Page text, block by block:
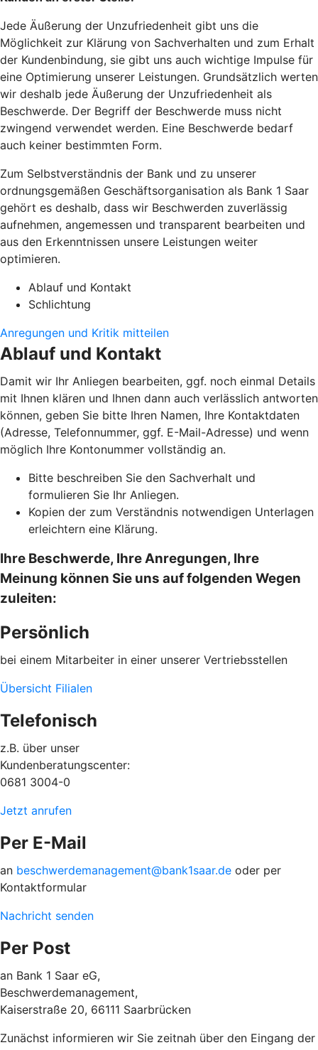
Jede Äußerung der Unzufriedenheit gibt uns die
Möglichkeit zur Klärung von Sachverhalten und zum Erhalt
der Kundenbindung, sie gibt uns auch wichtige Impulse für
eine Optimierung unserer Leistungen. Grundsätzlich werten
wir deshalb jede Äußerung der Unzufriedenheit als
Beschwerde. Der Begriff der Beschwerde muss nicht
zwingend verwendet werden. Eine Beschwerde bedarf
auch keiner bestimmten Form.
Zum Selbstverständnis der Bank und zu unserer
ordnungsgemäßen Geschäftsorganisation als Bank 1 Saar
gehört es deshalb, dass wir Beschwerden zuverlässig
aufnehmen, angemessen und transparent bearbeiten und
aus den Erkenntnissen unsere Leistungen weiter
optimieren.
Ablauf und Kontakt
Schlichtung
Anregungen und Kritik mitteilen
Ablauf und Kontakt
Damit wir Ihr Anliegen bearbeiten, ggf. noch einmal Details
mit Ihnen klären und Ihnen dann auch verlässlich antworten
können, geben Sie bitte Ihren Namen, Ihre Kontaktdaten
(Adresse, Telefonnummer, ggf. E-Mail-Adresse) und wenn
möglich Ihre Kontonummer vollständig an.
Bitte beschreiben Sie den Sachverhalt und
formulieren Sie Ihr Anliegen.
Kopien der zum Verständnis notwendigen Unterlagen
erleichtern eine Klärung.
Ihre Beschwerde, Ihre Anregungen, Ihre
Meinung können Sie uns auf folgenden Wegen
zuleiten:
Persönlich
bei einem Mitarbeiter in einer unserer Vertriebsstellen
Übersicht Filialen
Telefonisch
z.B. über unser
Kundenberatungscenter:
0681 3004-0
Jetzt anrufen
Per E-Mail
an beschwerdemanagement@bank1saar.de oder per
Kontaktformular
Nachricht senden
Per Post
an Bank 1 Saar eG,
Beschwerdemanagement,
Kaiserstraße 20, 66111 Saarbrücken
Zunächst informieren wir Sie zeitnah über den Eingang der